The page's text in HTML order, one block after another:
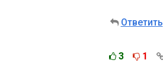
Ответить
3 1